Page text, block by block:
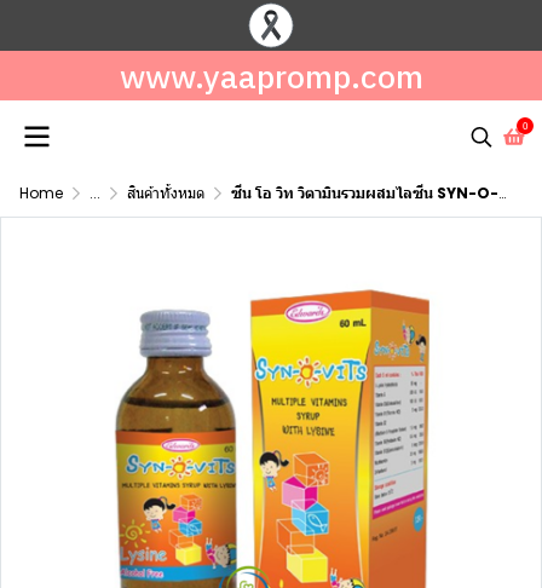
www.yaapromp.com
0
Home ... สินค้าทั้งหมด ซีน โอ วิท วิตามินรวมผสมไลซีน SYN-O-VITS SYRUP 60ML.